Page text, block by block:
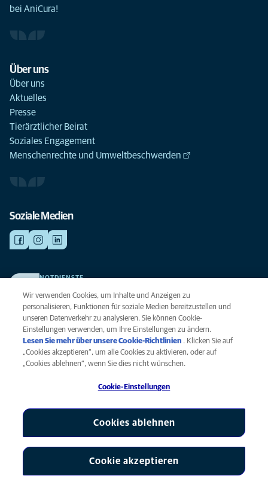
bei AniCura!
Über uns
Über uns
Aktuelles
Presse
Tierärztlicher Beirat
Soziales Engagement
Menschenrechte und Umweltbeschwerden
Soziale Medien
NOTDIENSTE
beste Versorgung verdient.
Datenschutz
Legal
Hinweis zu Cookies
AniCura ist eine Tochtergesellschaft von Mars, Inc © 2026
Cookie-Einstellungen
Wir verwenden Cookies, um Inhalte und Anzeigen zu
personalisieren, Funktionen für soziale Medien bereitzustellen und
unseren Datenverkehr zu analysieren. Sie können Cookie-
Einstellungen verwenden, um Ihre Einstellungen zu ändern.
Lesen Sie mehr über unsere Cookie-Richtlinien (opens in a new
tab)
. Klicken Sie auf
„Cookies akzeptieren“, um alle Cookies zu aktivieren, oder auf
„Cookies ablehnen“, wenn Sie dies nicht wünschen.
Cookie-Einstellungen
Cookies ablehnen
Cookie akzeptieren